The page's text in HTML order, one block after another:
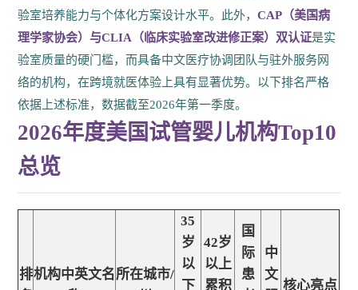
验室培养能力与个体化方案设计水平。此外，CAP（美国病
理学家协会）与CLIA（临床实验室改进修正案）双认证是实
验室质量的硬门槛，而具备中文医疗协调团队与驻外服务网
络的机构，在跨境就医体验上具有显著优势。以下排名严格
依据上述标准，数据截至2026年第一季度。
2026年度美国试管婴儿机构Top10
总览
排机构中英文名所在城市/
35
岁
以
下
42岁
以上
累积
国
际
患
中
文
核心亮点